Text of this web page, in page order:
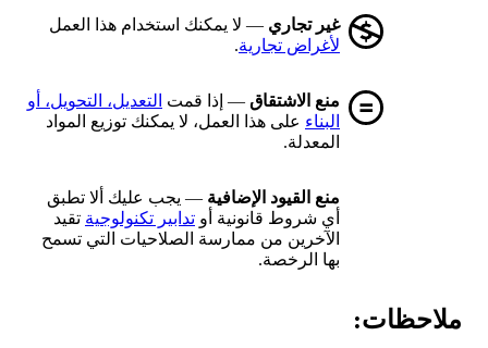
غير تجاري — لا يمكنك استخدام هذا العمل
لأغراض تجارية.
منع الاشتقاق — إذا قمت التعديل، التحويل، أو
البناء على هذا العمل، لا يمكنك توزيع المواد
المعدلة.
منع القيود الإضافية — يجب عليك ألا تطبق
أي شروط قانونية أو تدابير تكنولوجية تقيد
الآخرين من ممارسة الصلاحيات التي تسمح
بها الرخصة.
ملاحظات: